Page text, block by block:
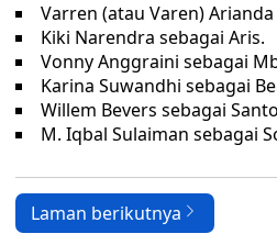
Varren (atau Varen)
Kiki Narendra sebagai Aris.
Vonny Anggraini sebagai
Karina Suwandhi sebagai
Willem Bevers sebagai
M. Iqbal Sulaiman sebagai
Laman berikutnya